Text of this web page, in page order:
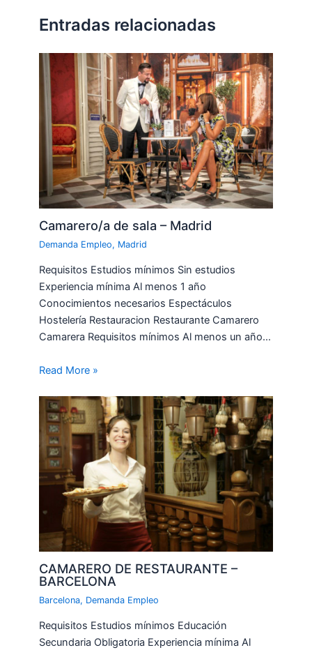
Entradas relacionadas
Camarero/a de sala – Madrid
Demanda Empleo, Madrid
Requisitos Estudios mínimos Sin estudios
Experiencia mínima Al menos 1 año
Conocimientos necesarios Espectáculos
Hostelería Restauracion Restaurante Camarero
Camarera Requisitos mínimos Al menos un año…
Read More »
CAMARERO DE RESTAURANTE –
BARCELONA
Barcelona, Demanda Empleo
Requisitos Estudios mínimos Educación
Secundaria Obligatoria Experiencia mínima Al